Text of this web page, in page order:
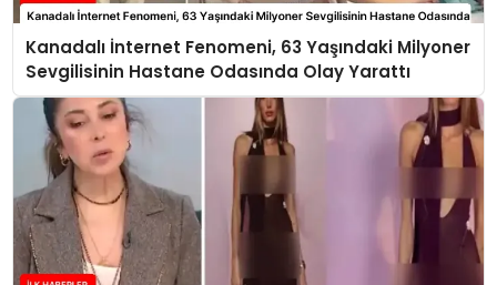
Kanadalı İnternet Fenomeni, 63 Yaşındaki Milyoner
Sevgilisinin Hastane Odasında Olay Yarattı